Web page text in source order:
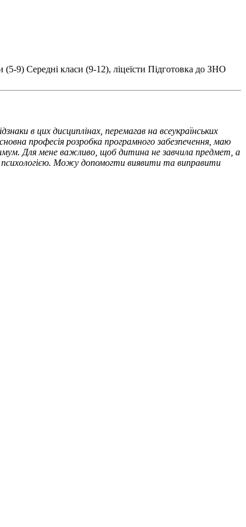
(5-9) Середні класи (9-12), ліцеїсти Підготовка до ЗНО
в цих дисциплінах, перемагав на всеукраїнських
професія розробка програмного забезпечення, маю
Для мене важливо, щоб дитина не завчила предмет, а
психологією. Можу допомогти виявити та виправити